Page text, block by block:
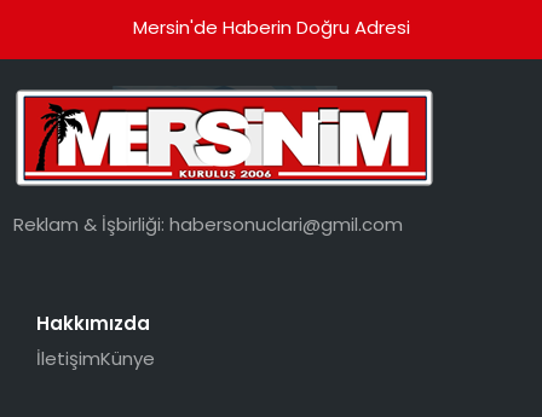
Mersin'de Haberin Doğru Adresi
Reklam & İşbirliği:habersonuclari@gmil.com
Hakkımızda
İletişimKünye